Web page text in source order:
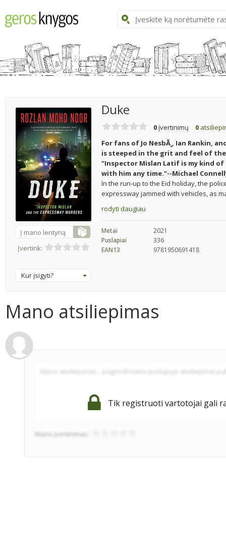
Į mano lentyną
Įvertink:
Kur įsigyti?
Duke
0 įvertinimų 0
For fans of Jo NesbÃ¸, Ian Rankin,
is steeped in the grit and feel of
"Inspector Mislan Latif is my kind
with him any time."--Michael
In the run-up to the Eid holiday, the
expressway jammed with vehicles, as
rodyti daugiau
Metai
2021
Puslapiai
336
EAN13
9781950691418
Mano atsiliepimas
Tik registruoti vartotojai gali
Mano įvertinimas: